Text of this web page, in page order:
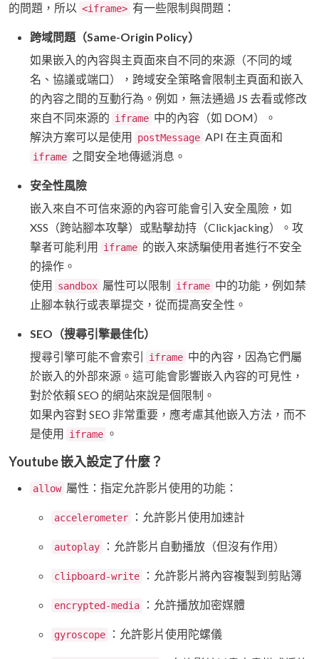
的問題，所以 <iframe> 有一些限制與問題：
跨域問題（Same-Origin Policy）
如果嵌入的內容與主頁面來自不同的來源（不同的域
名、協議或端口），跨域安全策略會限制主頁面和嵌入
的內容之間的互動行為。例如，無法通過 JS 去看或修改
來自不同來源的 iframe 中的內容（如 DOM）。
解決方案可以是使用 postMessage API 在主頁面和
iframe 之間安全地傳遞消息。
安全性風險
嵌入來自不可信來源的內容可能會引入安全風險，如
XSS（跨站腳本攻擊）或點擊劫持（Clickjacking）。攻
擊者可能利用 iframe 的嵌入來誘騙使用者進行不安全
的操作。
使用 sandbox 屬性可以限制 iframe 中的功能，例如禁
止腳本執行或表單提交，從而提高安全性。
SEO（搜尋引擎最佳化）
搜尋引擎可能不會索引
iframe 中的內容，因為它們屬
於嵌入的外部來源。這可能會影響嵌入內容的可見性，
對於依賴 SEO 的網站來說是個限制。
如果內容對 SEO 非常重要，應考慮其他嵌入方法，而不
是使用 iframe 。
Youtube 嵌入設定了什麼？
allow 屬性：指定允許影片使用的功能：
accelerometer ：允許影片使用加速計
autoplay ：允許影片自動播放（但沒有作用）
clipboard-write ：允許影片將內容複製到剪貼簿
encrypted-media ：允許播放加密媒體
gyroscope ：允許影片使用陀螺儀